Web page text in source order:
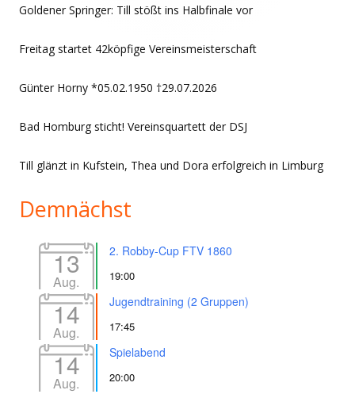
Goldener Springer: Till stößt ins Halbfinale vor
Freitag startet 42köpfige Vereinsmeisterschaft
Günter Horny *05.02.1950 †29.07.2026
Bad Homburg sticht! Vereinsquartett der DSJ
Till glänzt in Kufstein, Thea und Dora erfolgreich in Limburg
Demnächst
13
Aug.
2. Robby-Cup FTV 1860
19:00
14
Aug.
Jugendtraining (2 Gruppen)
17:45
14
Aug.
Spielabend
20:00